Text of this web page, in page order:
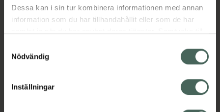
Dessa kan i sin tur kombinera informationen med annan
information som du har tillhandahållit eller som de har
återkalla ditt samtycke via webbplatsens
cookieinställningar. Ett återkallat samtycke påverkar inte
lagligheten av behandling som skett innan återkallelsen.
Nödvändig
Inställningar
Kategorier:
AnsiktskrämAnsiktsvårdHudvård Nattkräm
Innehåll Visa
Instruktioner Visa